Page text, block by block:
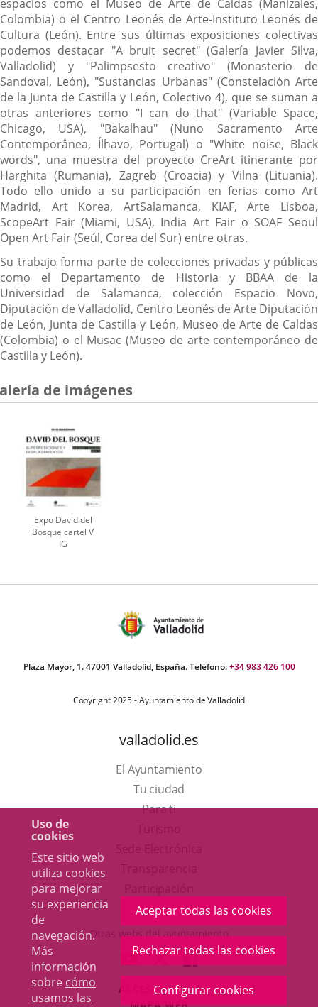
Uso de
cookies
Este sitio web
utiliza cookies
para mejorar
su experiencia
de
navegación.
Más
información
sobre cómo
usamos las
Aceptar todas las cookies
Rechazar todas las cookies
Configurar cookies
espacios como el Museo de Arte de Caldas (Manizales,
Colombia) o el Centro Leonés de Arte-Instituto Leonés de
Cultura (León). Entre sus últimas exposiciones colectivas
podemos destacar "A bruit secret" (Galería Javier Silva,
Valladolid) y "Palimpsesto creativo" (Monasterio de
Sandoval, León), "Sustancias Urbanas" (Constelación Arte
de la Junta de Castilla y León, Colectivo 4), que se suman a
otras anteriores como "I can do that" (Variable Space,
Chicago, USA), "Bakalhau" (Nuno Sacramento Arte
Contemporânea, Ílhavo, Portugal) o "White noise, Black
words", una muestra del proyecto CreArt itinerante por
Harghita (Rumania), Zagreb (Croacia) y Vilna (Lituania).
Todo ello unido a su participación en ferias como Art
Madrid, Art Korea, ArtSalamanca, KIAF, Arte Lisboa,
ScopeArt Fair (Miami, USA), India Art Fair o SOAF Seoul
Open Art Fair (Seúl, Corea del Sur) entre otras.
Su trabajo forma parte de colecciones privadas y públicas
como el Departamento de Historia y BBAA de la
Universidad de Salamanca, colección Espacio Novo,
Diputación de Valladolid, Centro Leonés de Arte Diputación
de León, Junta de Castilla y León, Museo de Arte de Caldas
(Colombia) o el Musac (Museo de arte contemporáneo de
Castilla y León).
de imágenes
Expo David del
Bosque cartel V
IG
Plaza Mayor, 1. 47001 Valladolid, España. Teléfono:+34 983 426 100
Copyright 2025 - Ayuntamiento de Valladolid
valladolid.es
El Ayuntamiento
Tu ciudad
Para ti
en
una
ventana
nueva.
aplicación
externa.
Otras webs del ayuntamiento
ENLACE
A
UNA
ENLACE
A
UNA
ENLACE
A
UNA
ACCESIBILIDAD